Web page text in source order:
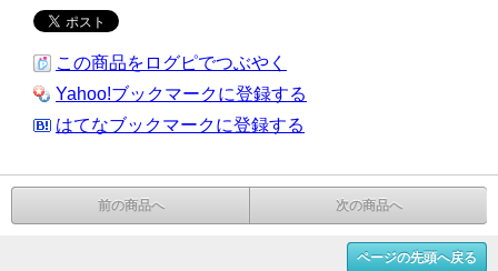
この商品をログピでつぶやく
Yahoo!ブックマークに登録する
はてなブックマークに登録する
前の商品へ 次の商品へ
ページの先頭へ戻る